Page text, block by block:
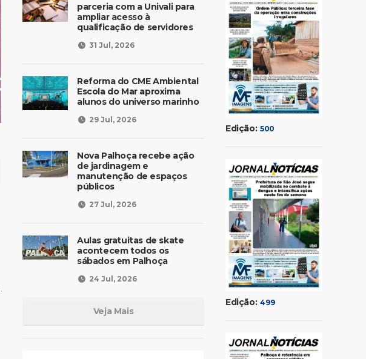
parceria com a Univali para
ampliar acesso à
qualificação de servidores
31 Jul, 2026
Reforma do CME Ambiental
Escola do Mar aproxima
alunos do universo marinho
29 Jul, 2026
Nova Palhoça recebe ação
de jardinagem e
manutenção de espaços
públicos
27 Jul, 2026
Aulas gratuitas de skate
acontecem todos os
sábados em Palhoça
24 Jul, 2026
Veja Mais
Edição: 500
Edição: 499